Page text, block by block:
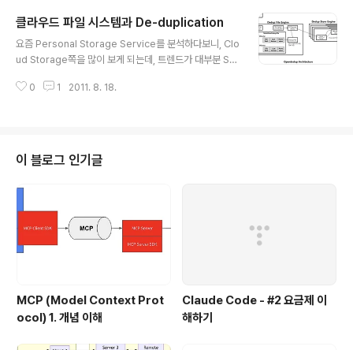
클라우드 파일 시스템과 De-duplication
요즘 Personal Storage Service를 분석하다보니, Clo
ud Storage쪽을 많이 보게 되는데, 트렌드가 대부분 S3
File System으로 바꿔주는 서버 계층을 두고, Client에
해준다. 요즘 관심이 가는 부분이 이 구조에서 중간에 File
System으로 바꿔주는 엔진 부분인데, De-duplication
쪽이 관심이다. 이유인 즉, SWIFT의 경우 데이타 안정성
0 1 2011. 8. 18.
이 블로그 인기글
MCP (Model Context Prot
ocol) 1. 개념 이해
Claude Code - #2 요금제 이
해하기